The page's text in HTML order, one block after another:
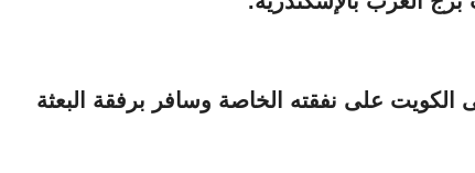
على نفقته الخاصة وسافر برفقة البعثة